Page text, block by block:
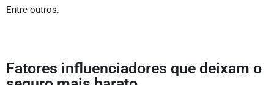
Entre outros.
Fatores influenciadores que deixam o